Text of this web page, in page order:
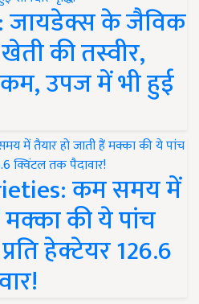
जायडेक्स के जैविक
की तस्वीर,
उपज में भी हुई
कम समय में
मक्का की ये पांच
हेक्टेयर 126.6